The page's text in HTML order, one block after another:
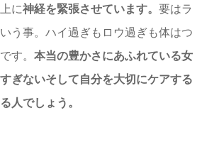
に神経を緊張させています。要はラ
う事。ハイ過ぎもロウ過ぎも体はつ
す。本当の豊かさにあふれている女
ぎないそして自分を大切にケアする
人でしょう。